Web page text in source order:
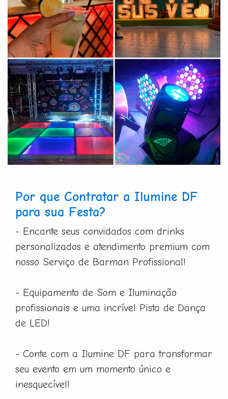
Por que Contratar a Ilumine DF
para sua Festa?
- Encante seus convidados com drinks
personalizados e atendimento premium com
nosso Serviço de Barman Profissional!
- Equipamento de Som e Iluminação
profissionais e uma incrível Pista de Dança
de LED!
- Conte com a Ilumine DF para transformar
seu evento em um momento único e
inesquecível!